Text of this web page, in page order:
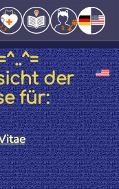
der
für: